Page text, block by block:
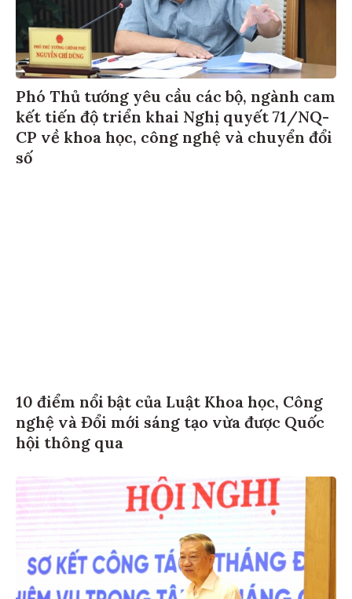
Phó Thủ tướng yêu cầu các bộ, ngành cam
kết tiến độ triển khai Nghị quyết 71/NQ-
CP về khoa học, công nghệ và chuyển đổi
số
10 điểm nổi bật của Luật Khoa học, Công
nghệ và Đổi mới sáng tạo vừa được Quốc
hội thông qua